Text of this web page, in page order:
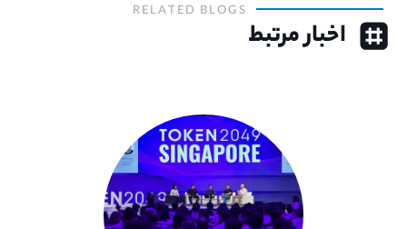
RELATED BLOGS
اخبار مرتبط